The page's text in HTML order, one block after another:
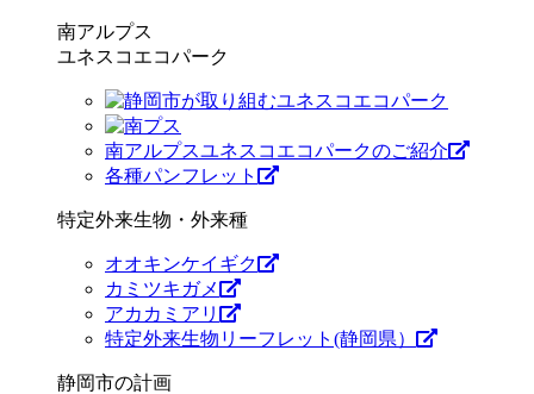
南アルプス
ユネスコエコパーク
南アルプスユネスコエコパークのご紹介
各種パンフレット
特定外来生物・外来種
オオキンケイギク
カミツキガメ
アカカミアリ
特定外来生物リーフレット(静岡県）
静岡市の計画